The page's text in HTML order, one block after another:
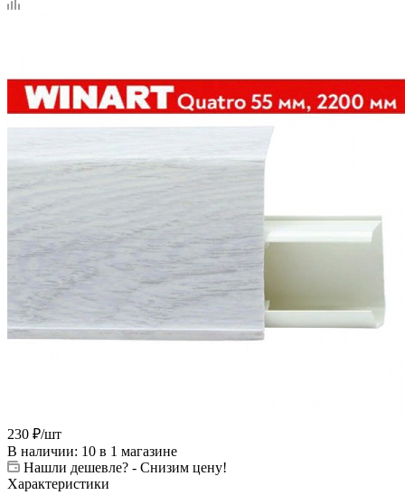
230 ₽/шт
В наличии: 10 в 1 магазине
Нашли дешевле? - Снизим цену!
Характеристики